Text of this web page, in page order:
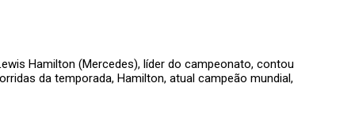
Hamilton (Mercedes), líder do campeonato, contou
da temporada, Hamilton, atual campeão mundial,